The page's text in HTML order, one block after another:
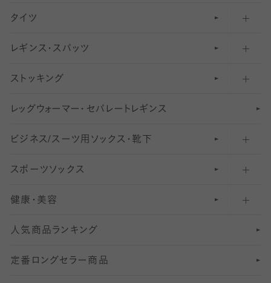
無地・プレーンソックス・靴下
柄ソックス・靴下
スニーカー（くるぶし）用ソックス
アンクル・ショートソックス（くるぶし上）
クルーソックス（ふくらはぎ下）
ハイソックス
オーバーニー・ニーハイソックス
フットカバー・カバーソックス（ふつう）
フットカバー・カバーソックス（浅め）
タイツ
30デニール以下のタイツ（薄手タイツ）
31〜40デニールタイツ
41〜60デニールタイツ
61〜80デニールタイツ
81 〜110デニールタイツ
111〜210デニールタイツ
211デニールタイツ以上（防寒・厚手タイツ）
レギンス・スパッツ
柄レギンス
無地レギンス
レギンスパンツ（レギパン）
マタニティレギンス
5 分丈
6 分丈レギンス
7 分丈 レギンス
ストッキング
伝線しにくいストッキング
ショートストッキング
結婚式用ストッキング
美脚ストッキング
オールスルーストッキング
レッ グ ウォー マー ・ セパレー ト レ ギンス
ビジネス/スーツ用 ソックス・靴下
匠シリーズ
フレッシャーズ向けソックス・靴下
冠婚葬祭向けソックス・靴下
スーツカジュアルソックス・靴下
スポーツソックス
ランニングソックス・靴下
ゴルフソックス・靴下
サッカー・フットサル用ソックス
健康・美容
インナーソックス
加圧・着圧ソックス
人気商品ランキング
定番ロングセラー商品